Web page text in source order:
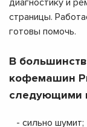
страницы.
готовы помочь.
В
кофемашин
следующими
- сильно шумит;